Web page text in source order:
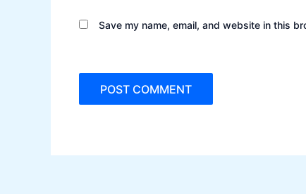
Save my name, email, and website in this